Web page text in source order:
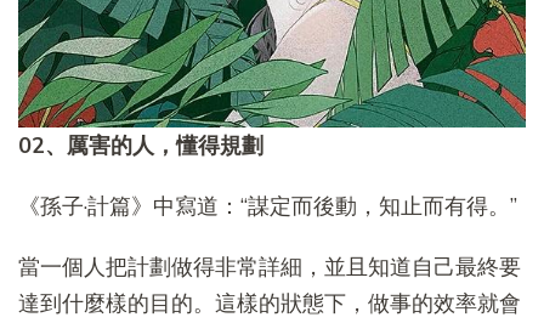
02、厲害的人，懂得規劃
《孫子·計篇》中寫道：“謀定而後動，知止而有得。”
當一個人把計劃做得非常詳細，並且知道自己最終要
達到什麼樣的目的。這樣的狀態下，做事的效率就會